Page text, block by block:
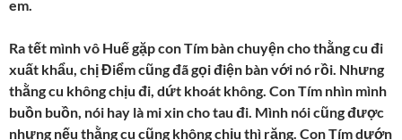
em.
Ra tết mình vô Huế gặp con Tím bàn chuyện cho thằng cu đi
xuất khẩu, chị Điểm cũng đã gọi điện bàn với nó rồi. Nhưng
thằng cu không chịu đi, dứt khoát không. Con Tím nhìn mình
buồn buồn, nói hay là mi xin cho tau đi. Mình nói cũng được
nhưng nếu thằng cu cũng không chịu thì răng. Con Tím dướn